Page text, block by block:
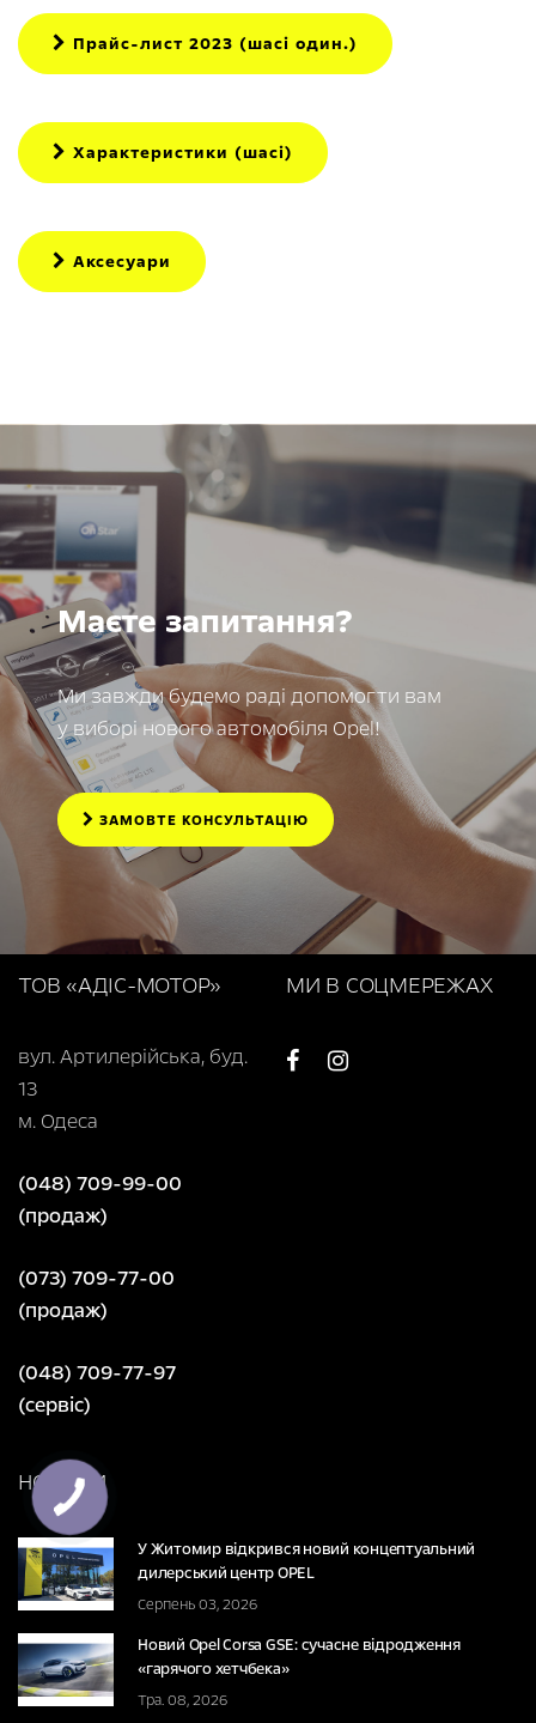
Прайс-лист 2023 (шасі один.)
Характеристики (шасі)
Аксесуари
Маєте запитання?
Ми завжди будемо раді допомогти вам
у виборі нового автомобіля Opel!
ЗАМОВТЕ КОНСУЛЬТАЦІЮ
ТОВ «АДІС-МОТОР»
вул. Артилерійська, буд.
13
м. Одеса
(048) 709-99-00
(продаж)
(073) 709-77-00
(продаж)
(048) 709-77-97
(сервіс)
МИ В СОЦМЕРЕЖАХ
НОВИНИ
У Житомир відкрився новий концептуальний
дилерський центр OPEL
Серпень 03, 2026
Новий Opel Corsa GSE: сучасне відродження
«гарячого хетчбека»
Тра. 08, 2026